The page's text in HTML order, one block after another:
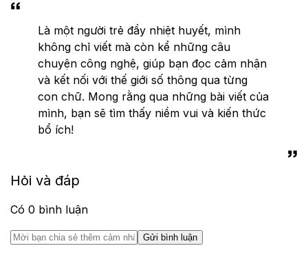
Là một người trẻ đầy nhiệt huyết, mình
không chỉ viết mà còn kể những câu
chuyện công nghệ, giúp bạn đọc cảm nhận
và kết nối với thế giới số thông qua từng
con chữ. Mong rằng qua những bài viết của
mình, bạn sẽ tìm thấy niềm vui và kiến thức
bổ ích!
Hỏi và đáp
Có 0 bình luận
Gửi bình luận